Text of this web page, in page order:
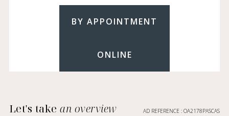
BY APPOINTMENT
ONLINE
Let's takean overview AD REFERENCE : OA2178PASCAS